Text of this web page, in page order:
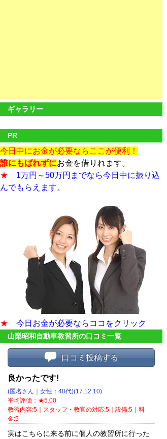
ギャラリー
PR
今日中にお金が必要ならここが便利！
誰にもばれずにお金を借りれます。
★
1万円～50万円までなら今日中に振り込
んでもらえます。
★ 今日お金が必要ならココをクリック
山梨昭和自動車教習所の口コミ一覧
口コミ投稿する
良かったです!
(匿名さん｜女性：40代)(17.12.10)
平均評価：★5.00
教習内容:5｜スタッフ・教官の対応:5｜設備:5｜料
金:5
実はこちらに来る前に個人の教習所に行った